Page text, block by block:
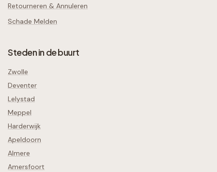
Retourneren & Annuleren
Schade Melden
Steden in de buurt
Zwolle
Deventer
Lelystad
Meppel
Harderwijk
Apeldoorn
Almere
Amersfoort